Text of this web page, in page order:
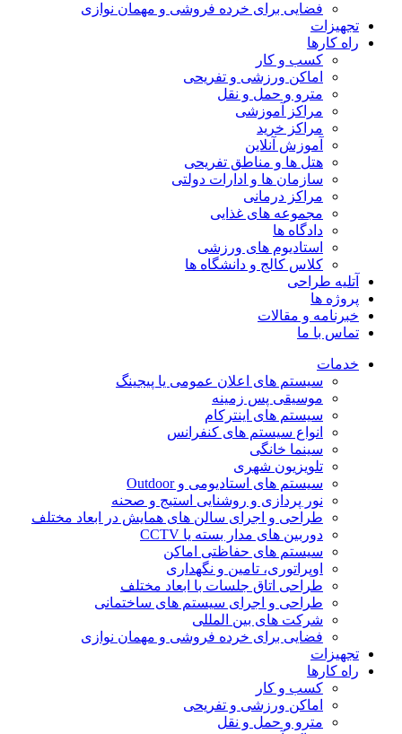
فضایی برای خرده فروشی و مهمان نوازی
تجهیزات
راه کارها
کسب و کار
اماکن ورزشی و تفریحی
مترو و حمل و نقل
مراکز آموزشی
مراکز خرید
آموزش آنلاین
هتل ها و مناطق تفریحی
سازمان ها و ادارات دولتی
مراکز درمانی
مجموعه های غذایی
دادگاه ها
استادیوم های ورزشی
کلاس کالج و دانشگاه ها
آتلیه طراحی
پروژه ها
خبرنامه و مقالات
تماس با ما
خدمات
سیستم های اعلان عمومی یا پیجینگ
موسیقی پس زمینه
سیستم های اینترکام
انواع سیستم های کنفرانس
سینما خانگی
تلویزیون شهری
سیستم های استادیومی و Outdoor
نور پردازی و روشنایی استیج و صحنه
طراحی و اجرای سالن های همایش در ابعاد مختلف
دوربین های مدار بسته یا CCTV
سیستم های حفاظتی اماکن
اوپراتوری، تامین و نگهداری
طراحی اتاق جلسات با ابعاد مختلف
طراحی و اجرای سیستم های ساختمانی
شرکت های بین المللی
فضایی برای خرده فروشی و مهمان نوازی
تجهیزات
راه کارها
کسب و کار
اماکن ورزشی و تفریحی
مترو و حمل و نقل